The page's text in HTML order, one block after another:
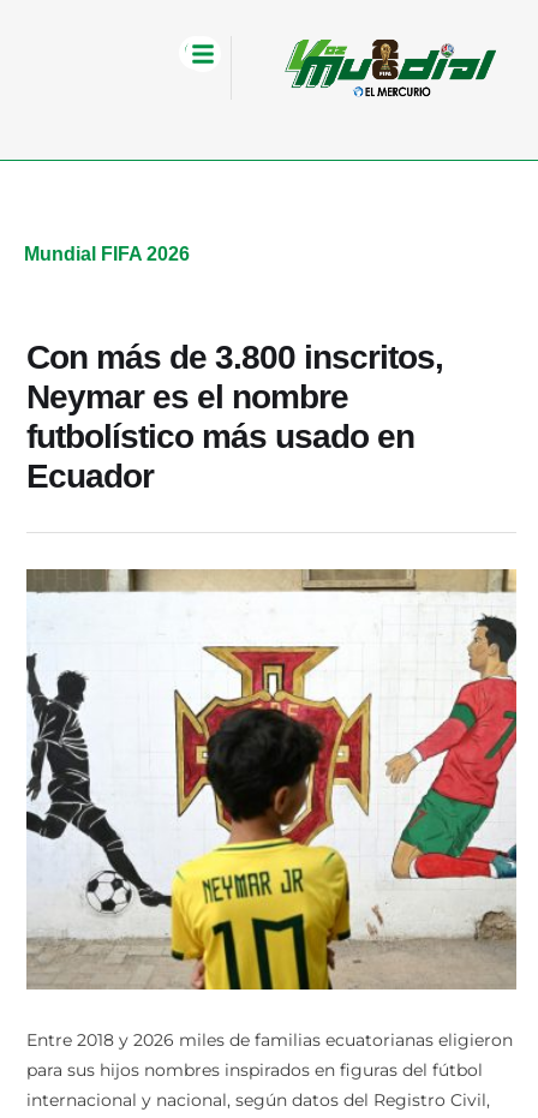
Mundial FIFA 2026
Con más de 3.800 inscritos,
Neymar es el nombre
futbolístico más usado en
Ecuador
Entre 2018 y 2026 miles de familias ecuatorianas eligieron
para sus hijos nombres inspirados en figuras del fútbol
internacional y nacional, según datos del Registro Civil,